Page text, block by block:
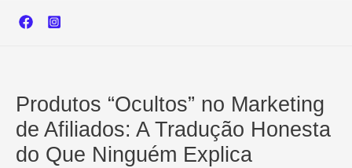
Produtos “Ocultos” no Marketing
de Afiliados: A Tradução Honesta
do Que Ninguém Explica